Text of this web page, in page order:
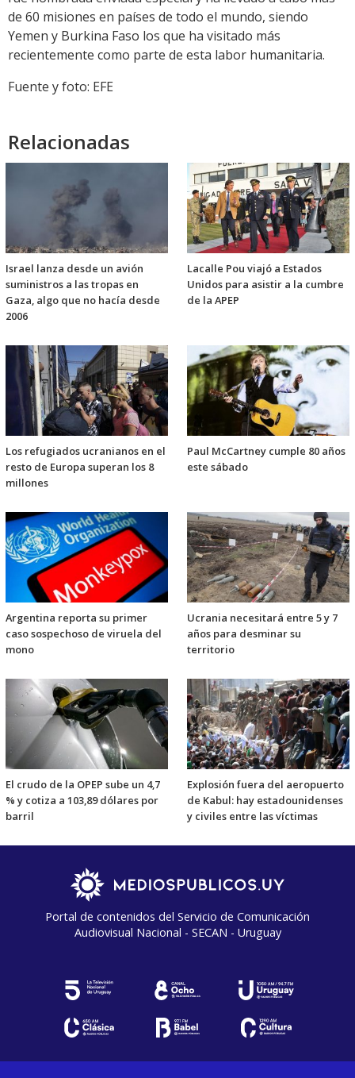
de 60 misiones en países de todo el mundo, siendo
Yemen y Burkina Faso los que ha visitado más
recientemente como parte de esta labor humanitaria.
Fuente y foto: EFE
Relacionadas
Israel lanza desde un avión
suministros a las tropas en
Gaza, algo que no hacía desde
2006
Lacalle Pou viajó a Estados
Unidos para asistir a la cumbre
de la APEP
Los refugiados ucranianos en el
resto de Europa superan los 8
millones
Paul McCartney cumple 80 años
este sábado
Argentina reporta su primer
caso sospechoso de viruela del
mono
Ucrania necesitará entre 5 y 7
años para desminar su
territorio
El crudo de la OPEP sube un 4,7
% y cotiza a 103,89 dólares por
barril
Explosión fuera del aeropuerto
de Kabul: hay estadounidenses
y civiles entre las víctimas
Portal de contenidos del Servicio de Comunicación
Audiovisual Nacional - SECAN - Uruguay